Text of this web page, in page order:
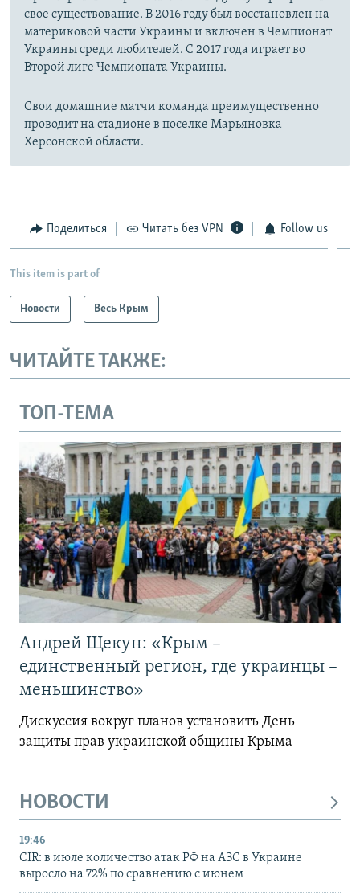
свое существование. В 2016 году был восстановлен на
материковой части Украины и включен в Чемпионат
Украины среди любителей. С 2017 года играет во
Второй лиге Чемпионата Украины.
Свои домашние матчи команда преимущественно
проводит на стадионе в поселке Марьяновка
Херсонской области.
Поделиться Читать без VPN Follow us
This item is part of
Новости Весь Крым
ЧИТАЙТЕ ТАКЖЕ:
ТОП-ТЕМА
Андрей Щекун: «Крым –
единственный регион, где украинцы –
меньшинство»
Дискуссия вокруг планов установить День
защиты прав украинской общины Крыма
НОВОСТИ
19:46
CIR: в июле количество атак РФ на АЗС в Украине
выросло на 72% по сравнению с июнем